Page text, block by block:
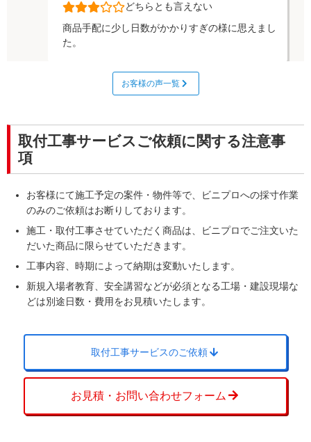
どちらとも言えない
商品手配に少し日数がかかりすぎの様に思えまし
た。
お客様の声一覧
取付工事サービスご依頼に関する注意事
項
お客様にて施工予定の案件・物件等で、ビニプロへの採寸作業
のみのご依頼はお断りしております。
施工・取付工事させていただく商品は、ビニプロでご注文いた
だいた商品に限らせていただきます。
工事内容、時期によって納期は変動いたします。
新規入場者教育、安全講習などが必須となる工場・建設現場な
どは別途日数・費用をお見積いたします。
取付工事サービスのご依頼
お見積・お問い合わせフォーム